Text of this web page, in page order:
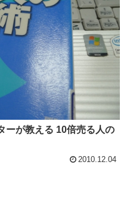
ーが教える 10倍売る人の
2010.12.04